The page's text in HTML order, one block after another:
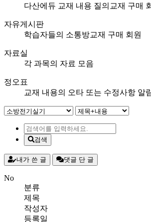
다산에듀 교재 내용 질의 교재 구매
자유게시판
학습자들의 소통방교재 구매 회원
자료실
각 과목의 자료 모음
정오표
교재 내용의 오타 또는 수정사항 알
검색
내가 쓴 글 댓글 단 글
No
분류
제목
작성자
등록일